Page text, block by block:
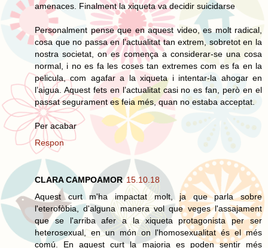
amenaces. Finalment la xiqueta va decidir suicidarse
Personalment pense que en aquest video, es molt radical,
cosa que no passa en l’actualitat tan extrem, sobretot en la
nostra societat, on es comença a considerar-se una cosa
normal, i no es fa les coses tan extremes com es fa en la
pelicula, com agafar a la xiqueta i intentar-la ahogar en
l’aigua. Aquest fets en l’actualitat casi no es fan, però en el
passat segurament es feia més, quan no estaba acceptat.
Per acabar
Respon
CLARA CAMPOAMOR 15.10.18
Aquest curt m'ha impactat molt, ja que parla sobre
l'eterofòbia, d'alguna manera vol que veges l'assajament
que se l'arriba afer a la xiqueta protagonista per ser
heterosexual, en un món on l'homosexualitat és el més
comú. En aquest curt la majoria es poden sentir més